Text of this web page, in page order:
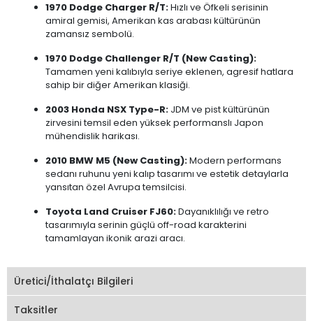
1970 Dodge Charger R/T:Hızlı ve Öfkeli serisinin
amiral gemisi, Amerikan kas arabası kültürünün
zamansız sembolü.
1970 Dodge Challenger R/T (New Casting):
Tamamen yeni kalıbıyla seriye eklenen, agresif hatlara
sahip bir diğer Amerikan klasiği.
2003 Honda NSX Type-R: JDM ve pist kültürünün
zirvesini temsil eden yüksek performanslı Japon
mühendislik harikası.
2010 BMW M5 (New Casting):Modern performans
sedanı ruhunu yeni kalıp tasarımı ve estetik detaylarla
yansıtan özel Avrupa temsilcisi.
Toyota Land Cruiser FJ60:Dayanıklılığı ve retro
tasarımıyla serinin güçlü off-road karakterini
tamamlayan ikonik arazi aracı.
Üretici/İthalatçı Bilgileri
Taksitler